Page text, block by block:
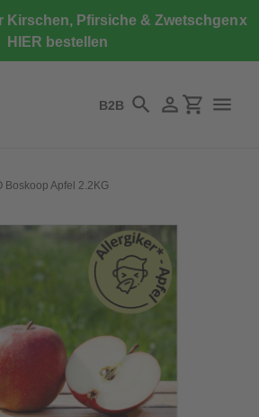
Pfirsiche & Zwetschgen
HIER bestellen
x
B2B SuchenEinloggen
Boskoop Apfel 2.2KG